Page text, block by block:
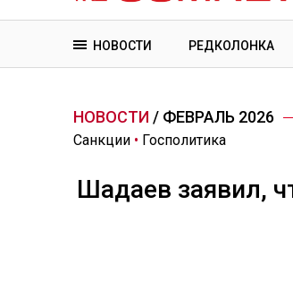
НОВОСТИ РЕДКОЛОНКА
НОВОСТИ / ФЕВРАЛЬ 2026
Санкции • Госполитика
Шадаев заявил,